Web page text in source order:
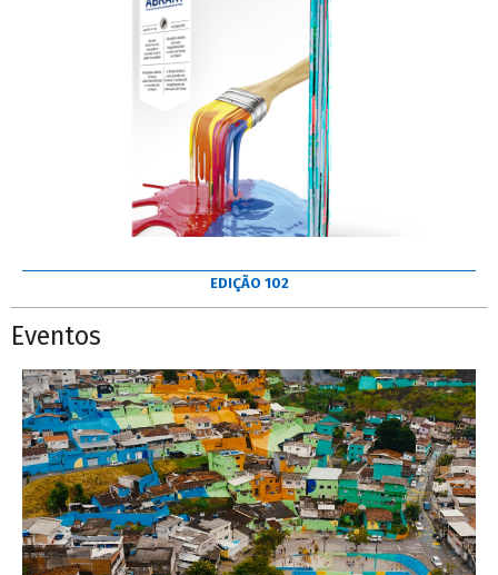
EDIÇÃO 102
Eventos